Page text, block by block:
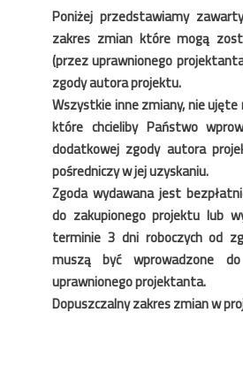
Poniżej przedstawiamy
zakres zmian które mogą
(przez uprawnionego
zgody autora projektu.
Wszystkie inne zmiany, nie ujęte
które chcieliby Państwo
dodatkowej zgody autora
pośredniczy w jej uzyskaniu.
Zgoda wydawana jest
do zakupionego projektu lub
terminie 3 dni roboczych od
muszą być wprowadzone
uprawnionego projektanta.
Dopuszczalny zakres zmian w